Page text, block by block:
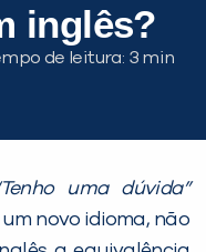
inglês?
de leitura:
enho uma dúvida”
novo idioma, não